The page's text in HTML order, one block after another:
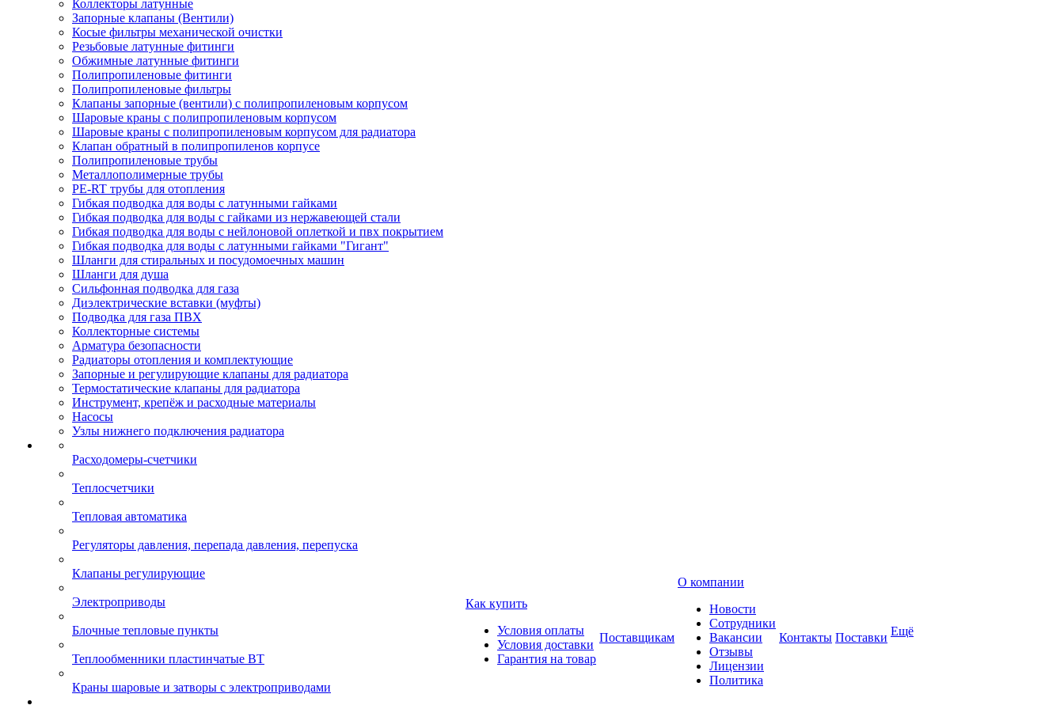
Коллекторы латунные
Запорные клапаны (Вентили)
Косые фильтры механической очистки
Резьбовые латунные фитинги
Обжимные латунные фитинги
Полипропиленовые фитинги
Полипропиленовые фильтры
Клапаны запорные (вентили) с полипропиленовым корпусом
Шаровые краны с полипропиленовым корпусом
Шаровые краны с полипропиленовым корпусом для радиатора
Клапан обратный в полипропиленов корпусе
Полипропиленовые трубы
Металлополимерные трубы
PE-RT трубы для отопления
Гибкая подводка для воды с латунными гайками
Гибкая подводка для воды с гайками из нержавеющей стали
Гибкая подводка для воды с нейлоновой оплеткой и пвх покрытием
Гибкая подводка для воды с латунными гайками "Гигант"
Шланги для стиральных и посудомоечных машин
Шланги для душа
Сильфонная подводка для газа
Диэлектрические вставки (муфты)
Подводка для газа ПВХ
Коллекторные системы
Арматура безопасности
Радиаторы отопления и комплектующие
Запорные и регулирующие клапаны для радиатора
Термостатические клапаны для радиатора
Инструмент, крепёж и расходные материалы
Насосы
Узлы нижнего подключения радиатора
Расходомеры-счетчики
Теплосчетчики
Тепловая автоматика
Регуляторы давления, перепада давления, перепуска
Клапаны регулирующие
Электроприводы
Блочные тепловые пункты
Теплообменники пластинчатые ВТ
Краны шаровые и затворы с электроприводами
Как купить
Условия оплаты
Условия доставки
Гарантия на товар
Поставщикам
О компании
Новости
Сотрудники
Вакансии
Отзывы
Лицензии
Политика
Контакты Поставки Ещё